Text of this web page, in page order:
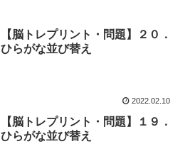
【脳トレプリント・問題】２０．
ひらがな並び替え
2022.02.10
【脳トレプリント・問題】１９．
ひらがな並び替え